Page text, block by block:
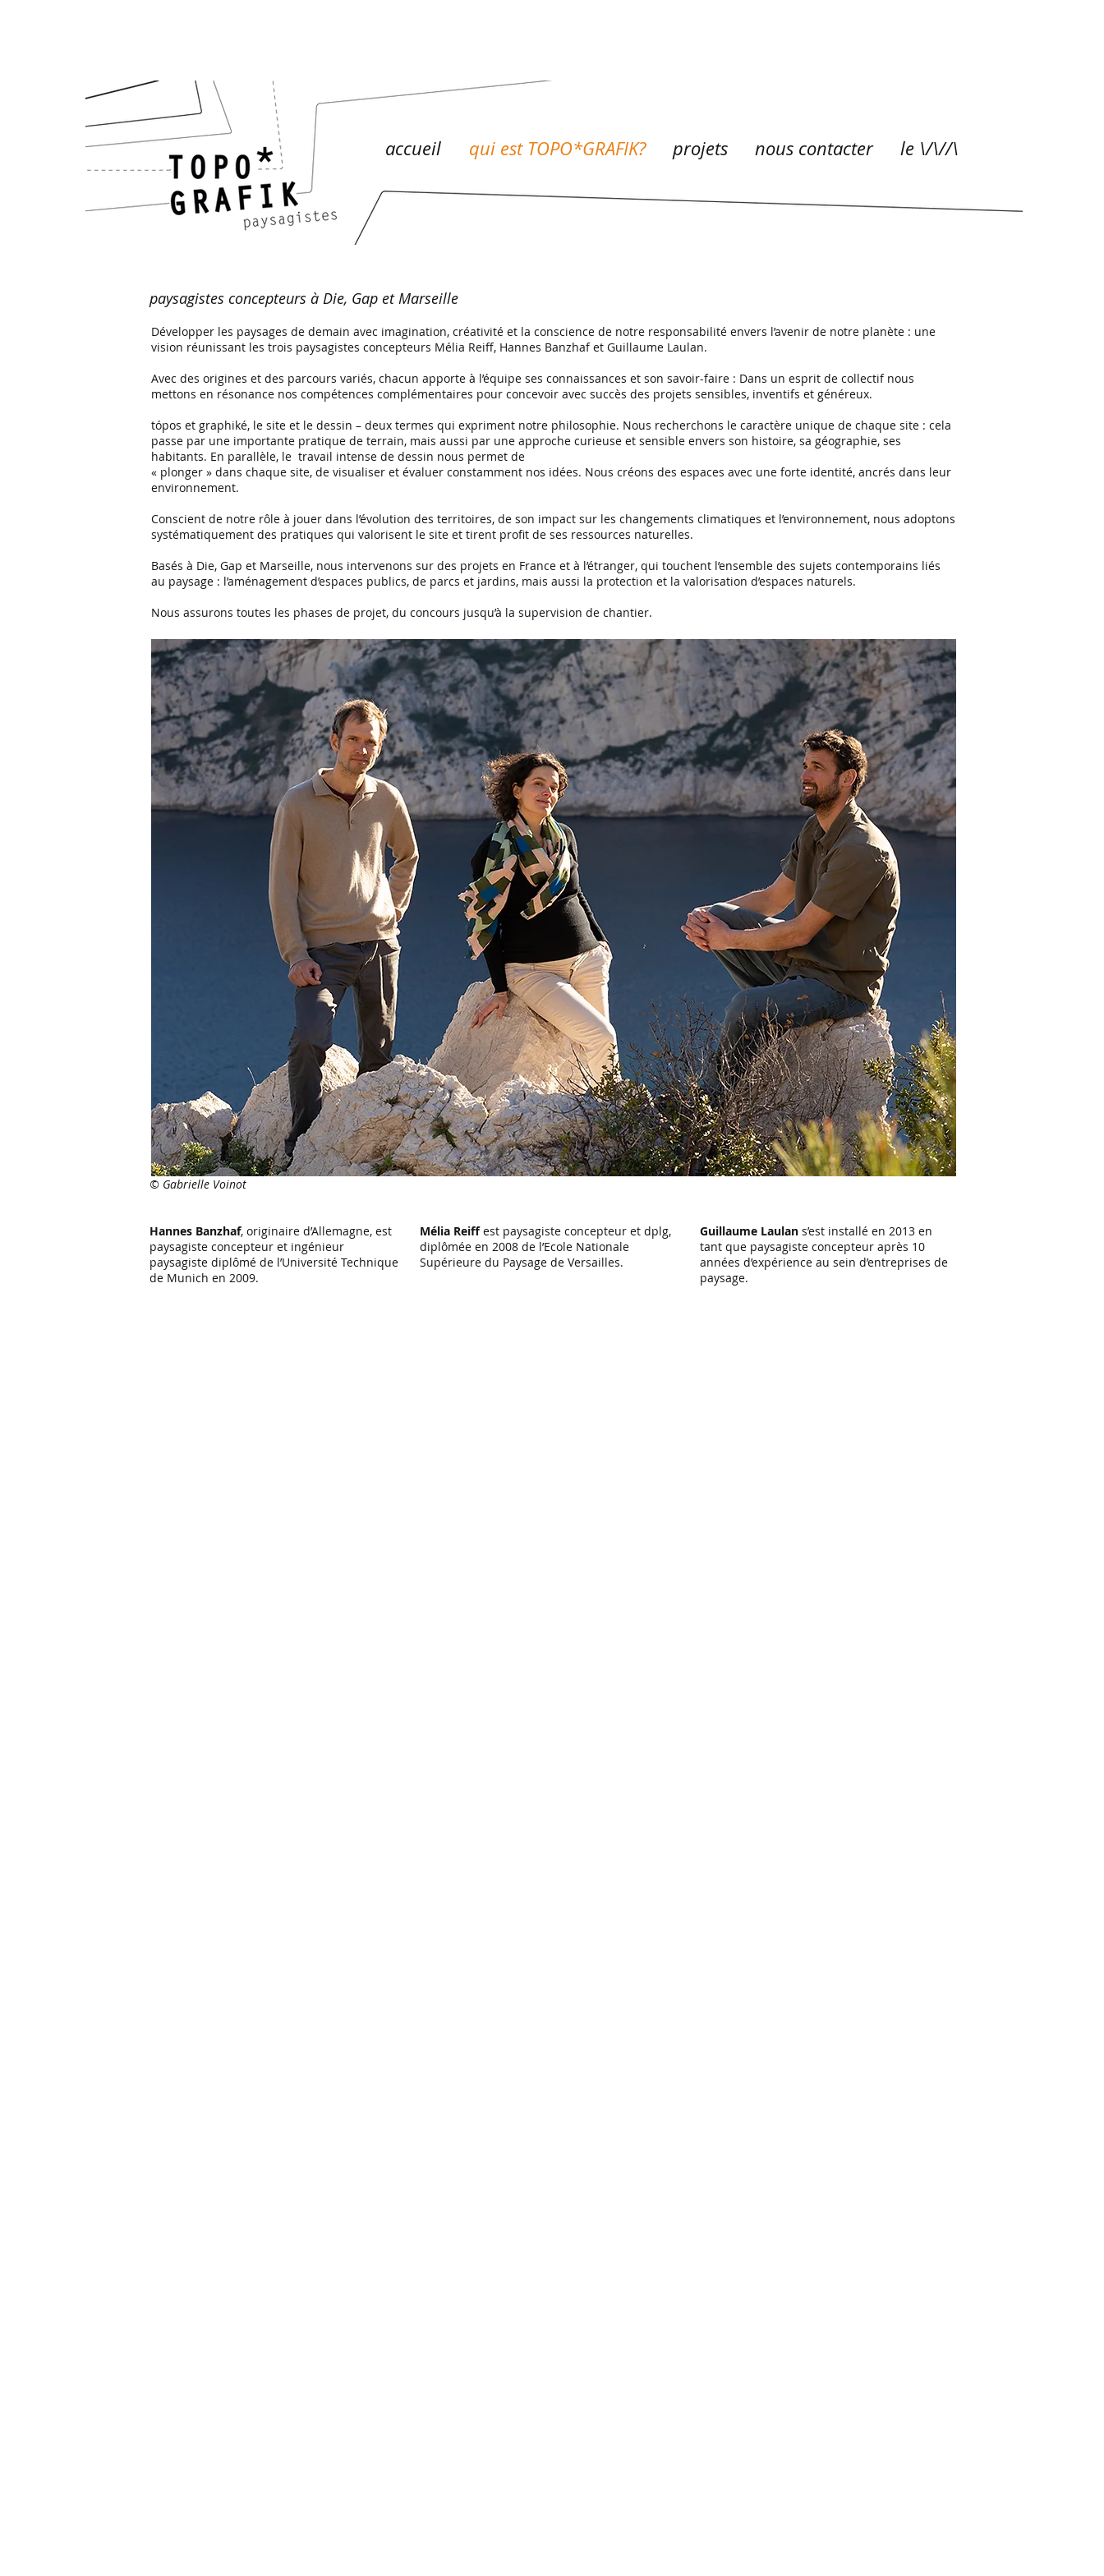
accueil qui est TOPO*GRAFIK? projets nous contacter le \/\//\
paysagistes concepteurs à Die, Gap et Marseille
Développer les paysages de demain avec imagination, créativité et la conscience de notre responsabilité envers l’avenir de notre planète : une
vision réunissant les trois paysagistes concepteurs Mélia Reiff, Hannes Banzhaf et Guillaume Laulan.
Avec des origines et des parcours variés, chacun apporte à l’équipe ses connaissances et son savoir-faire : Dans un esprit de collectif nous
mettons en résonance nos compétences complémentaires pour concevoir avec succès des projets sensibles, inventifs et généreux.
tópos et graphiké, le site et le dessin – deux termes qui expriment notre philosophie. Nous recherchons le caractère unique de chaque site : cela
passe par une importante pratique de terrain, mais aussi par une approche curieuse et sensible envers son histoire, sa géographie, ses
habitants. En parallèle, le travail intense de dessin nous permet de
« plonger » dans chaque site, de visualiser et évaluer constamment nos idées. Nous créons des espaces avec une forte identité, ancrés dans leur
environnement.
Conscient de notre rôle à jouer dans l’évolution des territoires, de son impact sur les changements climatiques et l’environnement, nous adoptons
systématiquement des pratiques qui valorisent le site et tirent profit de ses ressources naturelles.
Basés à Die, Gap et Marseille, nous intervenons sur des projets en France et à l’étranger, qui touchent l’ensemble des sujets contemporains liés
au paysage : l’aménagement d’espaces publics, de parcs et jardins, mais aussi la protection et la valorisation d’espaces naturels.
Nous assurons toutes les phases de projet, du concours jusqu’à la supervision de chantier.
© Gabrielle Voinot
Hannes Banzhaf, originaire d’Allemagne, est
paysagiste concepteur et ingénieur
paysagiste diplômé de l’Université Technique
de Munich en 2009.
Mélia Reiffest paysagiste concepteur et dplg,
diplômée en 2008 de l’Ecole Nationale
Supérieure du Paysage de Versailles.
Guillaume Laulan s’est installé en 2013 en
tant que paysagiste concepteur après 10
années d’expérience au sein d’entreprises de
paysage.